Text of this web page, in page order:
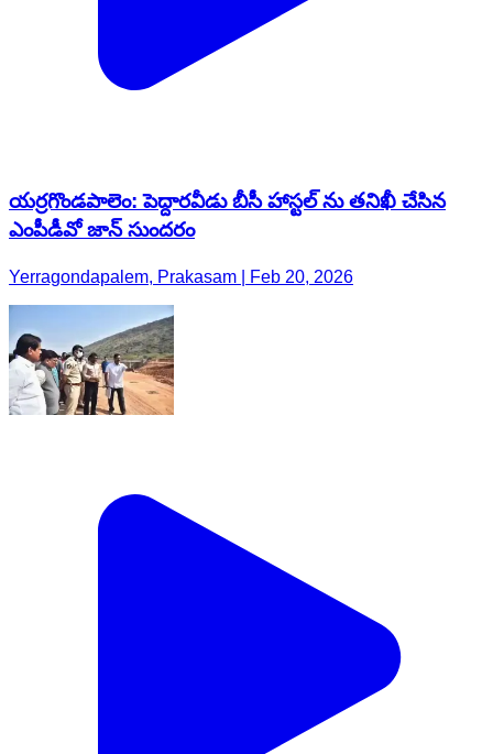
యర్రగొండపాలెం: పెద్దారవీడు బీసీ హాస్టల్ ను తనిఖీ చేసిన
ఎంపీడీవో జాన్ సుందరం
Yerragondapalem, Prakasam | Feb 20, 2026